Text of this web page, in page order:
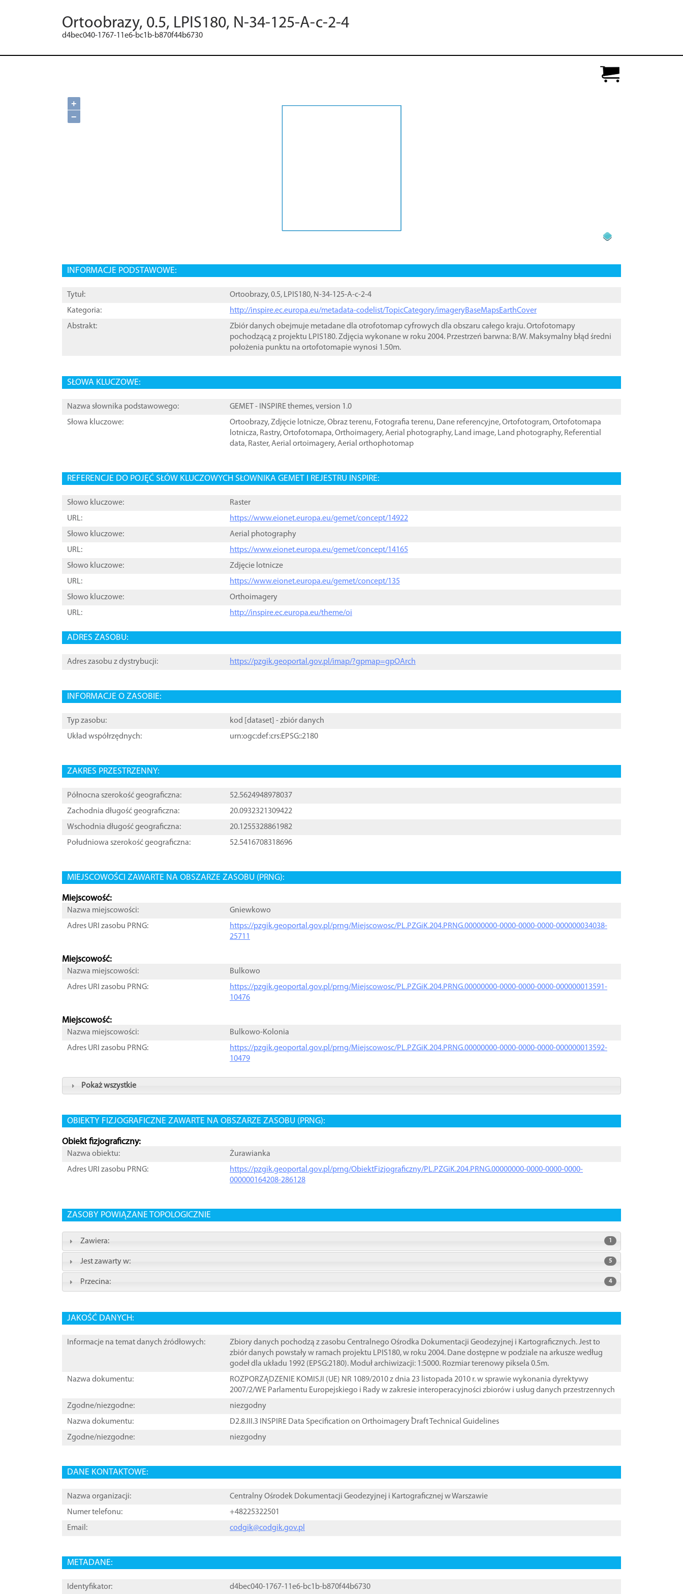
Ortoobrazy, 0.5, LPIS180, N-34-125-A-c-2-4
d4bec040-1767-11e6-bc1b-b870f44b6730
+
−
INFORMACJE PODSTAWOWE:
Tytuł:
Ortoobrazy, 0.5, LPIS180, N-34-125-A-c-2-4
Kategoria:
http://inspire.ec.europa.eu/metadata-codelist/TopicCategory/imageryBaseMapsEarthCover
Abstrakt:
Zbiór danych obejmuje metadane dla otrofotomap cyfrowych dla obszaru całego kraju. Ortofotomapy
pochodzącą z projektu LPIS180. Zdjęcia wykonane w roku 2004. Przestrzeń barwna: B/W. Maksymalny błąd średni
położenia punktu na ortofotomapie wynosi 1.50m.
SŁOWA KLUCZOWE:
Nazwa słownika podstawowego:
GEMET - INSPIRE themes, version 1.0
Słowa kluczowe:
Ortoobrazy,Zdjęcie lotnicze,Obraz terenu, Fotografia terenu, Dane referencyjne,Ortofotogram,Ortofotomapa
lotnicza, Rastry,Ortofotomapa,Orthoimagery,Aerial photography, Land image, Land photography, Referential
data, Raster,Aerial ortoimagery,Aerial orthophotomap
REFERENCJE DO POJĘĆ SŁÓW KLUCZOWYCH SŁOWNIKA GEMET I REJESTRU INSPIRE:
Słowo kluczowe:
Raster
URL:
https://www.eionet.europa.eu/gemet/concept/14922
Słowo kluczowe:
Aerial photography
URL:
https://www.eionet.europa.eu/gemet/concept/14165
Słowo kluczowe:
Zdjęcie lotnicze
URL:
https://www.eionet.europa.eu/gemet/concept/135
Słowo kluczowe:
Orthoimagery
URL:
http://inspire.ec.europa.eu/theme/oi
ADRES ZASOBU:
Adres zasobu z dystrybucji: https://pzgik.geoportal.gov.pl/imap/?gpmap=gpOArch
INFORMACJE O ZASOBIE:
Typ zasobu: kod [ dataset ] - zbiór danych
Układ współrzędnych:
urn:ogc:def:crs:EPSG::2180
ZAKRES PRZESTRZENNY:
Północna szerokość geograficzna:
52.5624948978037
Zachodnia długość geograficzna:
20.0932321309422
Wschodnia długość geograficzna:
20.1255328861982
Południowa szerokość geograficzna:
52.5416708318696
MIEJSCOWOŚCI ZAWARTE NA OBSZARZE ZASOBU (PRNG):
Miejscowość:
Nazwa miejscowości:
Gniewkowo
Adres URI zasobu PRNG:
https://pzgik.geoportal.gov.pl/prng/Miejscowosc/PL.PZGiK.204.PRNG.00000000-0000-0000-0000-000000034038-
25711
Miejscowość:
Nazwa miejscowości:
Bulkowo
Adres URI zasobu PRNG:
https://pzgik.geoportal.gov.pl/prng/Miejscowosc/PL.PZGiK.204.PRNG.00000000-0000-0000-0000-000000013591-
10476
Miejscowość:
Nazwa miejscowości:
Bulkowo-Kolonia
Adres URI zasobu PRNG:
https://pzgik.geoportal.gov.pl/prng/Miejscowosc/PL.PZGiK.204.PRNG.00000000-0000-0000-0000-000000013592-
10479
Pokaż wszystkie
OBIEKTY FIZJOGRAFICZNE ZAWARTE NA OBSZARZE ZASOBU (PRNG):
Obiekt fizjograficzny:
Nazwa obiektu:
Żurawianka
Adres URI zasobu PRNG:
https://pzgik.geoportal.gov.pl/prng/ObiektFizjograficzny/PL.PZGiK.204.PRNG.00000000-0000-0000-0000-
000000164208-286128
ZASOBY POWIĄZANE TOPOLOGICZNIE
Zawiera: 1
Jest zawarty w: 5
Przecina: 4
JAKOŚĆ DANYCH:
Informacje na temat danych źródłowych:
Zbiory danych pochodzą z zasobu Centralnego Ośrodka Dokumentacji Geodezyjnej i Kartograficznych. Jest to
zbiór danych powstały w ramach projektu LPIS180, w roku 2004. Dane dostępne w podziale na arkusze według
godeł dla układu 1992 (EPSG:2180). Moduł archiwizacji: 1:5000. Rozmiar terenowy piksela 0.5m.
Nazwa dokumentu:
ROZPORZĄDZENIE KOMISJI (UE) NR 1089/2010 z dnia 23 listopada 2010 r. w sprawie wykonania dyrektywy
2007/2/WE Parlamentu Europejskiego i Rady w zakresie interoperacyjności zbiorów i usług danych przestrzennych
Zgodne/niezgodne:
niezgodny
Nazwa dokumentu:
D2.8.III.3 INSPIRE Data Specification on Orthoimagery ֠Draft Technical Guidelines
Zgodne/niezgodne:
niezgodny
DANE KONTAKTOWE:
Nazwa organizacji:
Centralny Ośrodek Dokumentacji Geodezyjnej i Kartograficznej w Warszawie
Numer telefonu:
+48225322501
Email:
codgik@codgik.gov.pl
METADANE:
Identyfikator: d4bec040-1767-11e6-bc1b-b870f44b6730